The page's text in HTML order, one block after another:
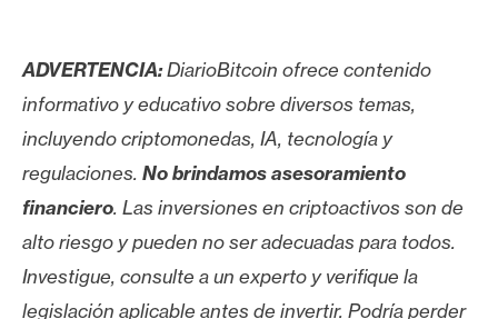
ADVERTENCIA:DiarioBitcoin ofrece contenido
informativo y educativo sobre diversos temas,
incluyendo criptomonedas, IA, tecnología y
regulaciones. No brindamos asesoramiento
financiero. Las inversiones en criptoactivos son de
alto riesgo y pueden no ser adecuadas para todos.
Investigue, consulte a un experto y verifique la
legislación aplicable antes de invertir. Podría perder